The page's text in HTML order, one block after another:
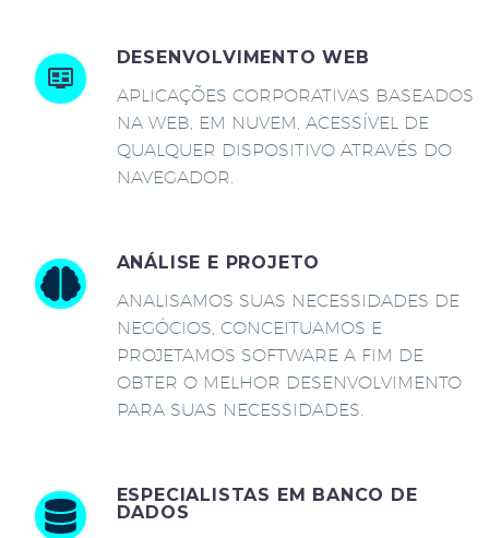
DESENVOLVIMENTO WEB
APLICAÇÕES CORPORATIVAS BASEADOS
NA WEB, EM NUVEM, ACESSÍVEL DE
QUALQUER DISPOSITIVO ATRAVÉS DO
NAVEGADOR.
ANÁLISE E PROJETO
ANALISAMOS SUAS NECESSIDADES DE
NEGÓCIOS, CONCEITUAMOS E
PROJETAMOS SOFTWARE A FIM DE
OBTER O MELHOR DESENVOLVIMENTO
PARA SUAS NECESSIDADES.
ESPECIALISTAS EM BANCO DE
DADOS